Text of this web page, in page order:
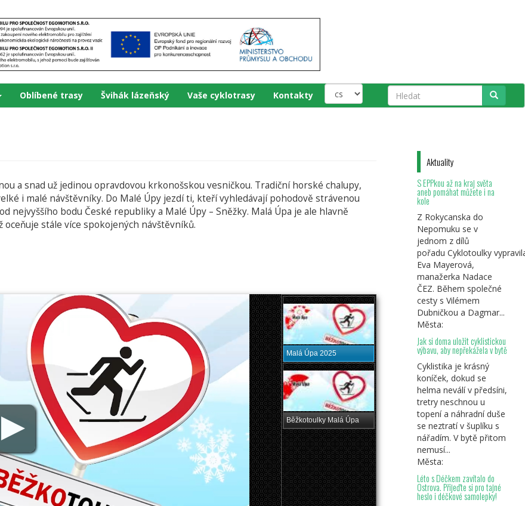
Oblíbené trasy Švihák lázeňský Vaše cyklotrasy
Kontakty
Hledat
a snad už jedinou opravdovou krkonošskou vesničkou. Tradiční horské chalupy,
i malé návštěvníky. Do Malé Úpy jezdí ti, kteří vyhledávají pohodově strávenou
bodu České republiky a Malé Úpy – Sněžky. Malá Úpa je ale hlavně
stále více spokojených návštěvníků.
Malá Úpa 2025
Běžkotoulky Malá Úpa
Aktuality
S EPPkou až na kraj světa
aneb pomáhat můžete i na
kole
Z Rokycanska do
Nepomuku se v
jednom z dílů
pořadu Cyklotoulky
Eva Mayerová,
manažerka Nadace
ČEZ. Během společné
cesty s Vilémem
Dubničkou a Dagmar...
Města:
Jak si doma uložit cyklistickou
výbavu, aby nepřekážela v bytě
Cyklistika je krásný
koníček, dokud se
helma neválí v předsíni,
tretry neschnou u
topení a náhradní duše
se neztratí v šuplíku s
nářadím. V bytě přitom
nemusí...
Města:
Léto s Déčkem zavítalo do
Ostrova. Přijeďte si pro tajné
heslo i déčkové samolepky!